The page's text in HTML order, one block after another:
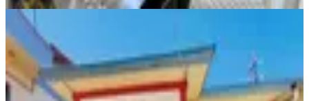
MANZARALI
2023 Sonrası Çelik Müstakilev
Dulkadiroğlu, Eyüp Sultan Mahallesi
2+1·135 m²·01.08.2026